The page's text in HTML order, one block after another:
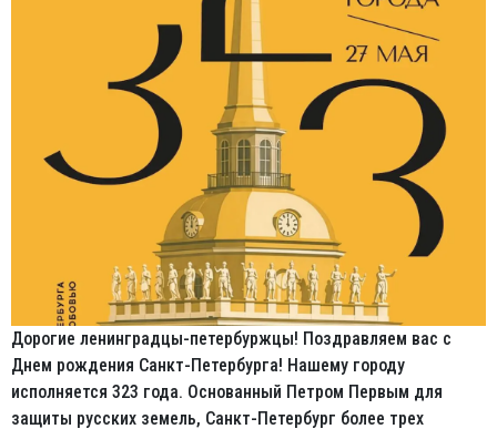
Дорогие ленинградцы-петербуржцы! Поздравляем вас с
Днем рождения Санкт-Петербурга! Нашему городу
исполняется 323 года. Основанный Петром Первым для
защиты русских земель, Санкт-Петербург более трех